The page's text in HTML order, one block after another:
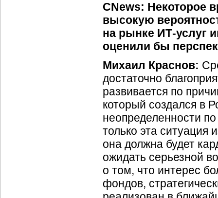
CNews: Некоторое
высокую
на рынке ИТ-услуг
оценили бы
Михаил Краснов:
достаточно
развивается по
который создался в
неопределенности
только эта ситуация
она должна будет
ожидать серьезной
о том, что интерес
фондов,